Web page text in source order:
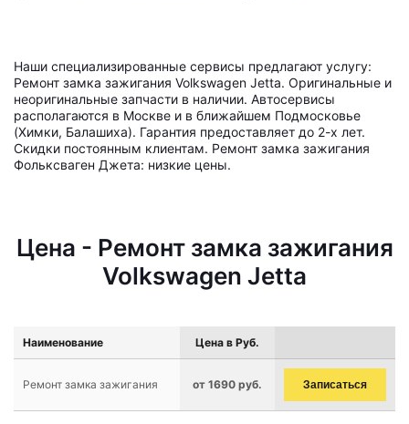
Наши специализированные сервисы предлагают услугу:
Ремонт замка зажигания Volkswagen Jetta. Оригинальные и
неоригинальные запчасти в наличии. Автосервисы
располагаются в Москве и в ближайшем Подмосковье
(Химки, Балашиха). Гарантия предоставляет до 2-х лет.
Скидки постоянным клиентам. Ремонт замка зажигания
Фольксваген Джета: низкие цены.
Цена - Ремонт замка зажигания
Volkswagen Jetta
Наименование Цена в Руб.
Ремонт замка зажигания от 1690 руб. Записаться